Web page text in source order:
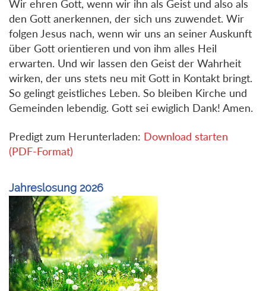
Wir ehren Gott, wenn wir ihn als Geist und also als
den Gott anerkennen, der sich uns zuwendet. Wir
folgen Jesus nach, wenn wir uns an seiner Auskunft
über Gott orientieren und von ihm alles Heil
erwarten. Und wir lassen den Geist der Wahrheit
wirken, der uns stets neu mit Gott in Kontakt bringt.
So gelingt geistliches Leben. So bleiben Kirche und
Gemeinden lebendig. Gott sei ewiglich Dank! Amen.
Predigt zum Herunterladen: Download starten
(PDF-Format)
Jahreslosung 2026